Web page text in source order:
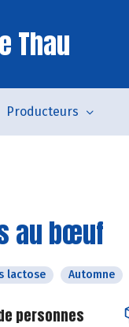
Thau
Producteurs
au bœuf
lactose Automne
personnes